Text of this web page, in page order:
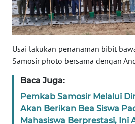
Usai lakukan penanaman bibit
Samosir photo bersama dengan
Baca Juga:
Pemkab Samosir Melalui
Akan Berikan Bea Siswa
Mahasiswa Berprestasi, Ini
WN
KALTARA
WN
WN
KALTIM